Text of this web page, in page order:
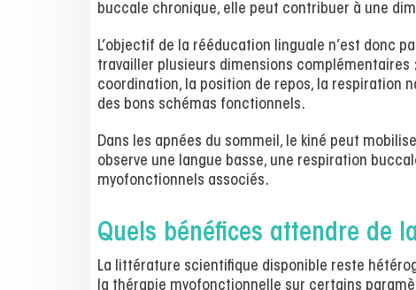
buccale chronique, elle peut contribuer à une
L’objectif de la rééducation linguale n’est donc
travailler plusieurs dimensions complémentaires
coordination, la position de repos, la respiration
des bons schémas fonctionnels.
Dans les apnées du sommeil, le kiné peut
observe une langue basse, une respiration
myofonctionnels associés.
Quels bénéfices attendre de
La littérature scientifique disponible reste
la thérapie myofonctionnelle sur certains